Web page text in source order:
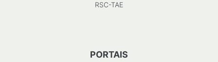
RSC-TAE
PORTAIS